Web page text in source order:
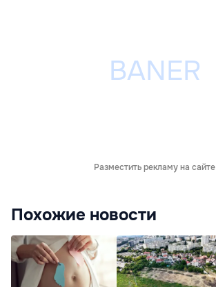
Разместить рекламу на сайте
Похожие новости